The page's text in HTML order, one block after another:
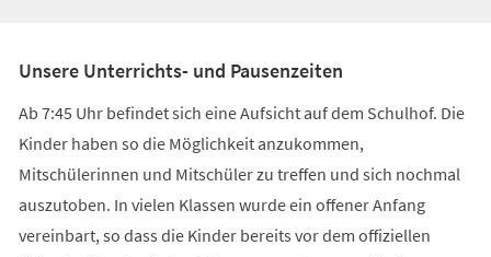
Unsere Unterrichts- und Pausenzeiten
Ab 7:45 Uhr befindet sich eine Aufsicht auf dem Schulhof. Die
Kinder haben so die Möglichkeit anzukommen,
Mitschülerinnen und Mitschüler zu treffen und sich nochmal
auszutoben. In vielen Klassen wurde ein offener Anfang
vereinbart, so dass die Kinder bereits vor dem offiziellen